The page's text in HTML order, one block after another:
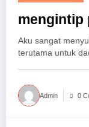
mengintip
Aku sangat
terutama untuk
Admin 0